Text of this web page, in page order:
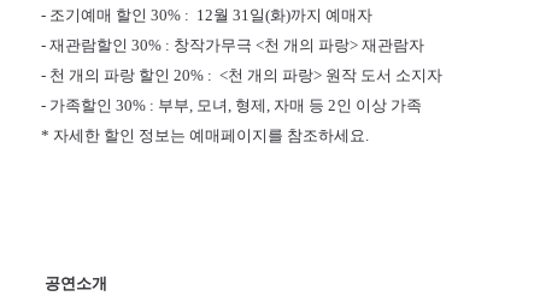
- 조기예매 할인 30% : 12월 31일(화)까지 예매자
- 재관람할인 30% : 창작가무극 <천 개의 파랑> 재관람자
- 천 개의 파랑 할인 20% : <천 개의 파랑> 원작 도서 소지자
- 가족할인 30% : 부부, 모녀, 형제, 자매 등 2인 이상 가족
* 자세한 할인 정보는 예매페이지를 참조하세요.
공연소개